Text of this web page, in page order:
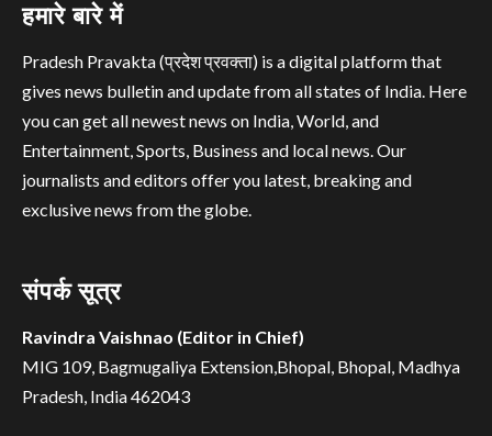
हमारे बारे में
Pradesh Pravakta (प्रदेश प्रवक्ता) is a digital platform that
gives news bulletin and update from all states of India. Here
you can get all newest news on India, World, and
Entertainment, Sports, Business and local news. Our
journalists and editors offer you latest, breaking and
exclusive news from the globe.
संपर्क सूत्र
Ravindra Vaishnao (Editor in Chief)
MIG 109, Bagmugaliya Extension,Bhopal, Bhopal, Madhya
Pradesh, India 462043